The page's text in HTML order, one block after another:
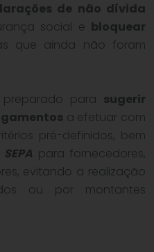
de não dívida
social e bloquear
que ainda não foram
para sugerir
a efetuar com
pré-definidos, bem
SEPA para fornecedores,
evitando a realização
ou por montantes